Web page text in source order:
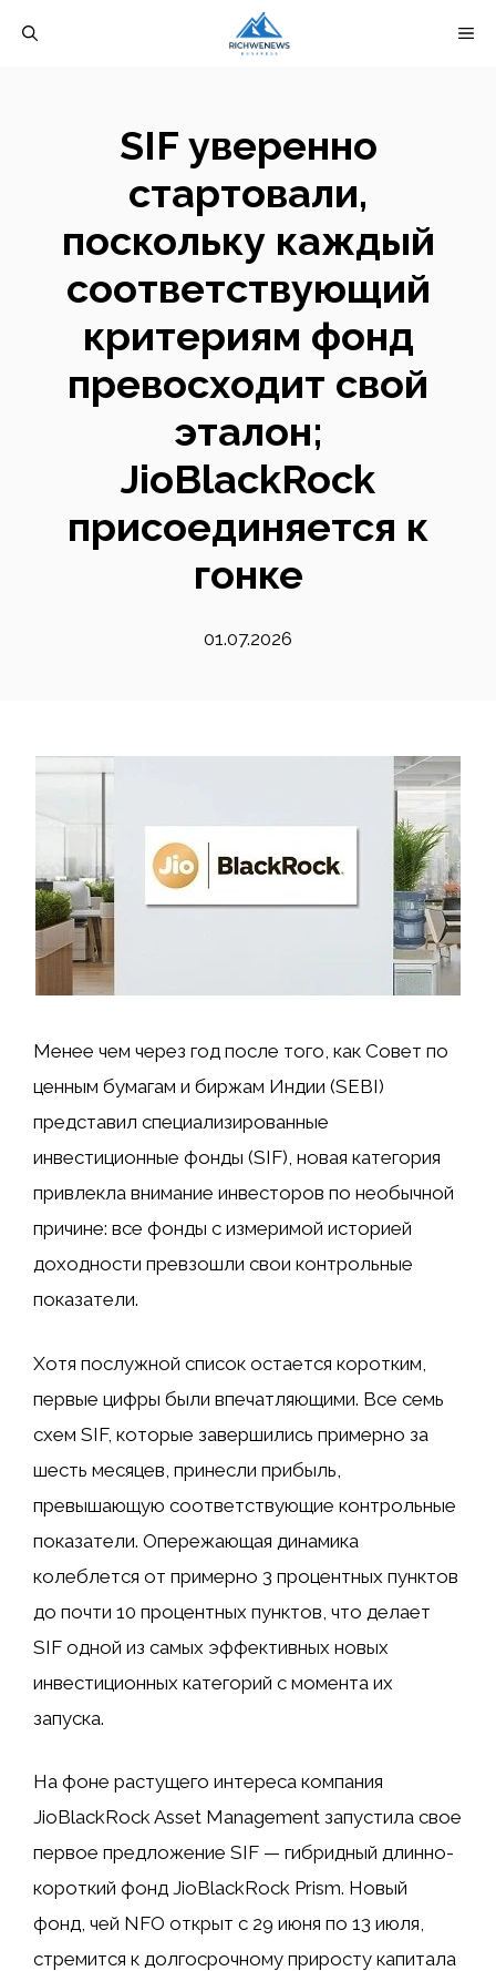
SIF уверенно
стартовали,
поскольку каждый
соответствующий
критериям фонд
превосходит свой
эталон;
JioBlackRock
присоединяется к
гонке
01.07.2026
Менее чем через год после того, как Совет по
ценным бумагам и биржам Индии (SEBI)
представил специализированные
инвестиционные фонды (SIF), новая категория
привлекла внимание инвесторов по необычной
причине: все фонды с измеримой историей
доходности превзошли свои контрольные
показатели.
Хотя послужной список остается коротким,
первые цифры были впечатляющими. Все семь
схем SIF, которые завершились примерно за
шесть месяцев, принесли прибыль,
превышающую соответствующие контрольные
показатели. Опережающая динамика
колеблется от примерно 3 процентных пунктов
до почти 10 процентных пунктов, что делает
SIF одной из самых эффективных новых
инвестиционных категорий с момента их
запуска.
На фоне растущего интереса компания
JioBlackRock Asset Management запустила свое
первое предложение SIF — гибридный длинно-
короткий фонд JioBlackRock Prism. Новый
фонд, чей NFO открыт с 29 июня по 13 июля,
стремится к долгосрочному приросту капитала